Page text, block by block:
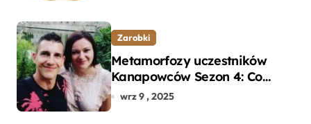
Zarobki
Metamorfozy uczestników
Kanapowców Sezon 4: Co
naprawdę zaskoczyło
wrz 9 , 2025